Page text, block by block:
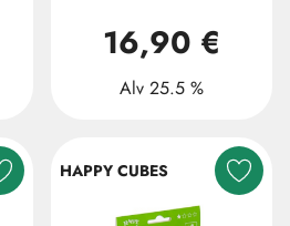
16,90 €
Alv 25.5 %
HAPPY CUBES